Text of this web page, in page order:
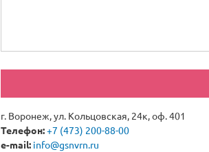
г. Воронеж, ул. Кольцовская, 24к, оф. 401
Телефон:+7 (473) 200-88-00
e-mail: info@gsnvrn.ru